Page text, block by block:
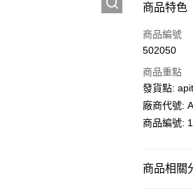
付款方式
信用卡
PayMe
WeChat
商品特色
商品編號
502050
商品重點
發貨點:
廠商代號:
商品編號:
商品相關